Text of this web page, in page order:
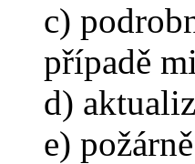
c)
případě
d)
e)